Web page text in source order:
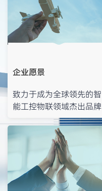
企业愿景
致力于成为全球领先的智
能工控物联领域杰出品牌